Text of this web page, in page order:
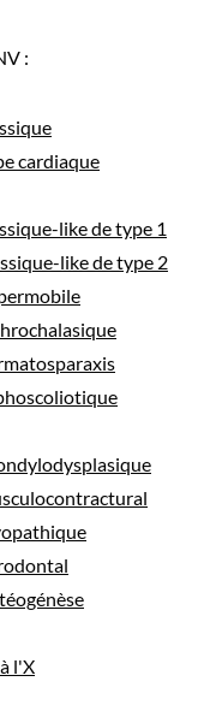
:
cardiaque
like de type 1
like de type 2
l'X